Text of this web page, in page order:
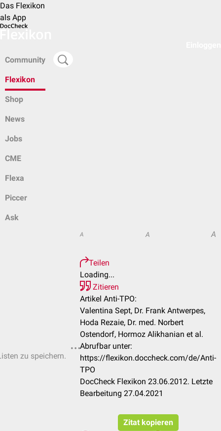
Das Flexikon
als App
Community
Flexikon
Shop
News
Jobs
CME
Flexa
Piccer
Ask
zu speichern.
A A A
Teilen
Loading...
Zitieren
Artikel Anti-TPO:
Valentina Sept, Dr. Frank Antwerpes,
Hoda Rezaie, Dr. med. Norbert
Ostendorf, Hormoz Alikhanian et al.
Abrufbar unter:
https://flexikon.doccheck.com/de/Anti-
TPO
DocCheck Flexikon 23.06.2012. Letzte
Bearbeitung 27.04.2021
Zitat kopieren